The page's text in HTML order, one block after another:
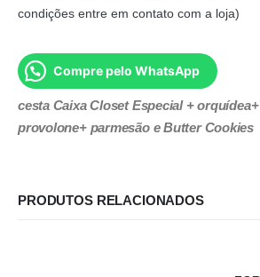
condições entre em contato com a loja)
Compre pelo WhatsApp
cesta Caixa Closet Especial +
provolone+ parmesão e Butter Cookies
PRODUTOS RELACIONADOS